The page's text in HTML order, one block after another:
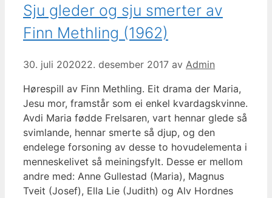
Sju gleder og sju smerter av
Finn Methling (1962)
30. juli 202022. desember 2017 av Admin
Hørespill av Finn Methling. Eit drama der Maria,
Jesu mor, framstår som ei enkel kvardagskvinne.
Avdi Maria fødde Frelsaren, vart hennar glede så
svimlande, hennar smerte så djup, og den
endelege forsoning av desse to hovudelementa i
menneskelivet så meiningsfylt. Desse er mellom
andre med: Anne Gullestad (Maria), Magnus
Tveit (Josef), Ella Lie (Judith) og Alv Hordnes